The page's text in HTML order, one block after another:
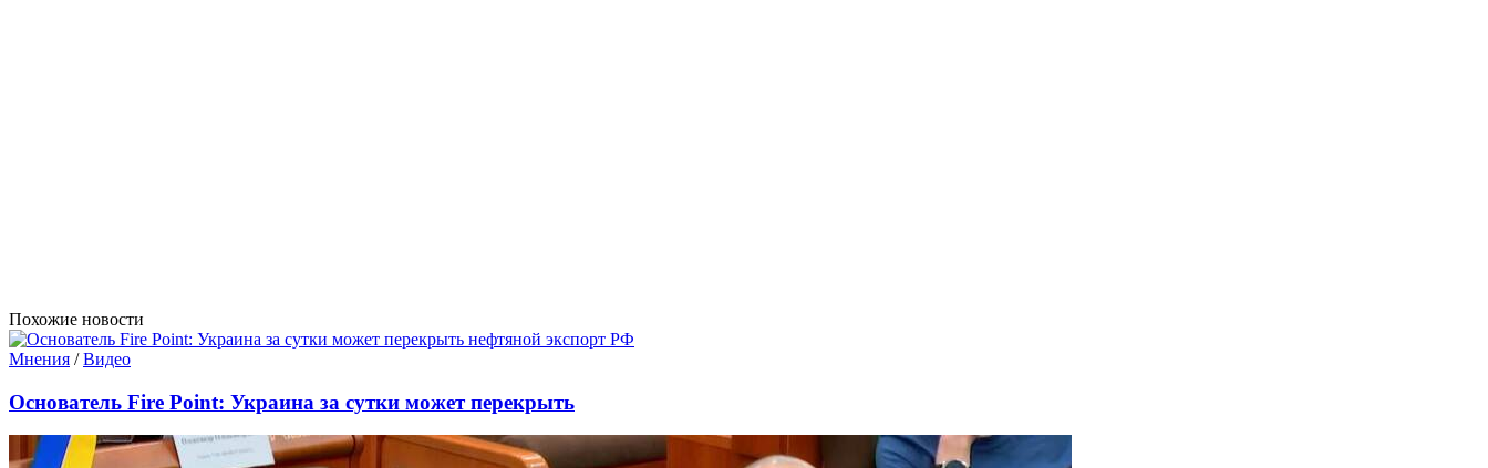
Похожие новости
Мнения /Видео
Основатель Fire Point: Украина за сутки может перекрыть